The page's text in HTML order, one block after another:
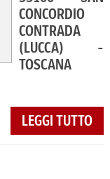
CONCORDIO
CONTRADA
(LUCCA) -
TOSCANA
LEGGI TUTTO